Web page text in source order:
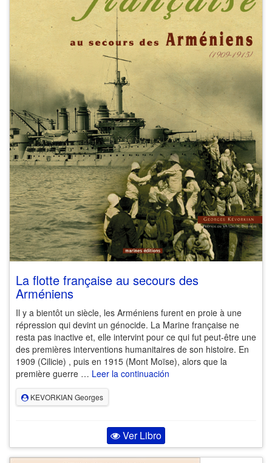
La flotte française au secours des
Arméniens
Il y a bientôt un siècle, les Arméniens furent en proie à une
répression qui devint un génocide. La Marine française ne
resta pas inactive et, elle intervint pour ce qui fut peut-être une
des premières interventions humanitaires de son histoire. En
1909 (Cilicie) , puis en 1915 (Mont Moïse), alors que la
première guerre … Leer la continuación
KEVORKIAN Georges
Ver Libro